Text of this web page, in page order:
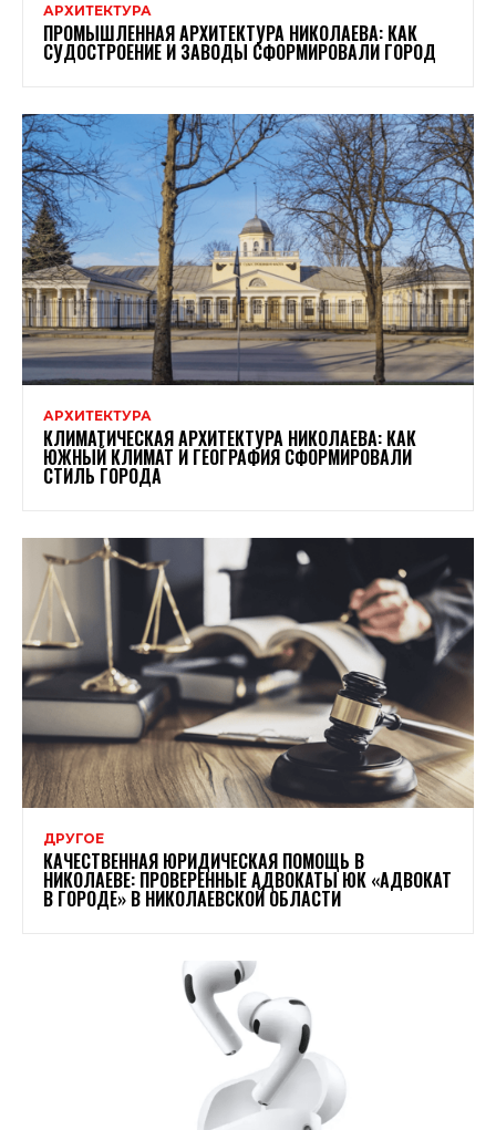
АРХИТЕКТУРА
ПРОМЫШЛЕННАЯ АРХИТЕКТУРА НИКОЛАЕВА: КАК
СУДОСТРОЕНИЕ И ЗАВОДЫ СФОРМИРОВАЛИ ГОРОД
АРХИТЕКТУРА
КЛИМАТИЧЕСКАЯ АРХИТЕКТУРА НИКОЛАЕВА: КАК
ЮЖНЫЙ КЛИМАТ И ГЕОГРАФИЯ СФОРМИРОВАЛИ
СТИЛЬ ГОРОДА
ДРУГОЕ
КАЧЕСТВЕННАЯ ЮРИДИЧЕСКАЯ ПОМОЩЬ В
НИКОЛАЕВЕ: ПРОВЕРЕННЫЕ АДВОКАТЫ ЮК «АДВОКАТ
В ГОРОДЕ» В НИКОЛАЕВСКОЙ ОБЛАСТИ